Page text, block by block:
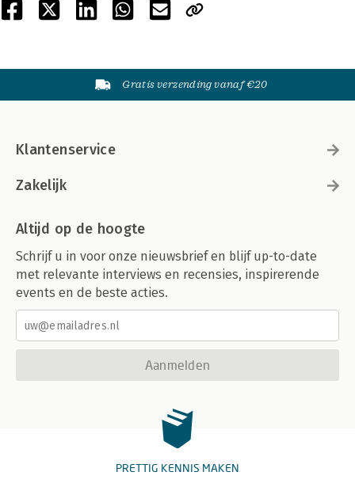
Gratis verzending vanaf €20
Klantenservice
Zakelijk
Altijd op de hoogte
Schrijf u in voor onze nieuwsbrief en blijf up-to-date
met relevante interviews en recensies, inspirerende
events en de beste acties.
Aanmelden
PRETTIG KENNIS MAKEN